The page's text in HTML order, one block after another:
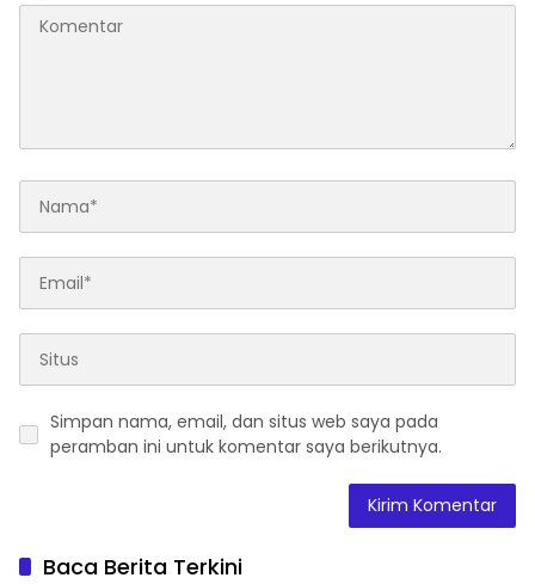
Simpan nama, email, dan situs web saya pada
peramban ini untuk komentar saya berikutnya.
Baca Berita Terkini